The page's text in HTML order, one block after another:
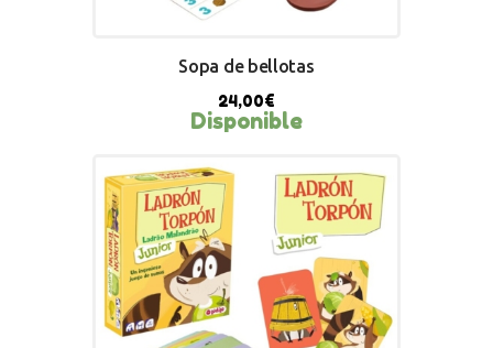
BUY NOW
Sopa de bellotas
24,00€
Disponible